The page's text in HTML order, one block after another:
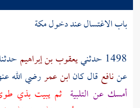
باب الاغتسال عند دخولمكة
1498 حدثني
يعقوب بن إبراهيم حدثنا
عننافع قال كانابن عمررضي الله
أمسك عن التلبية ثم يبيتبذي